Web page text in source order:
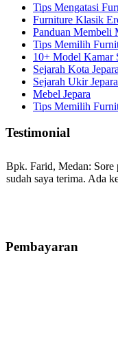
Tips Mengatasi
Furniture Klasik
Panduan Membeli
Tips Memilih
10+ Model Kamar
Sejarah Kota Jepara
Sejarah Ukir Jepara
Mebel Jepara
Tips Memilih
Testimonial
Bpk. Farid, Medan: Sore
sudah saya terima. Ada
bale2 dan kursi teras
Pembayaran